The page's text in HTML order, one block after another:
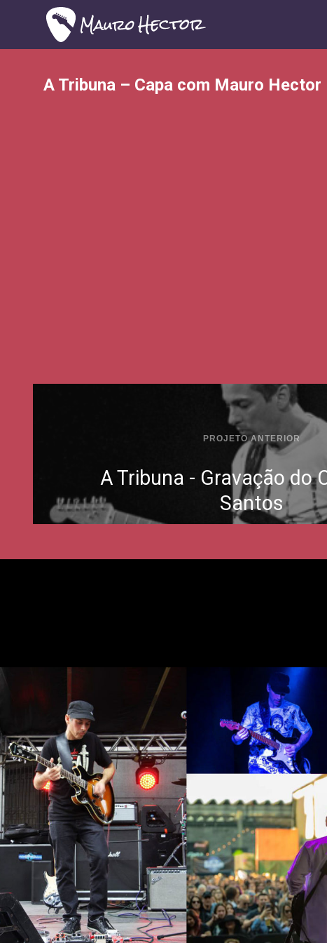
A Tribuna – Capa com Mauro Hector
PROJETO ANTERIOR
A Tribuna - Gravação do
Santos